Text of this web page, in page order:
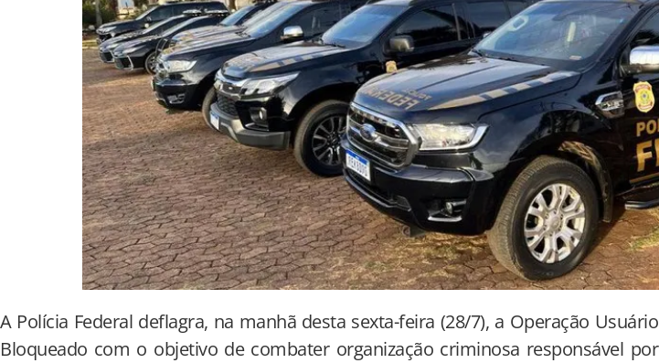
A Polícia Federal deflagra, na manhã desta sexta-feira (28/7), a Operação Usuário
Bloqueado com o objetivo de combater organização criminosa responsável por